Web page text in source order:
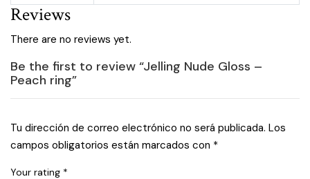
Reviews
There are no reviews yet.
Be the first to review “Jelling Nude Gloss –
Peach ring”
Tu dirección de correo electrónico no será publicada. Los
campos obligatorios están marcados con *
Your rating *